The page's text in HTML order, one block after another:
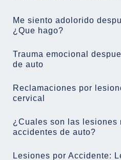
Me siento adolorido
¿Que hago?
Trauma emocional
de auto
Reclamaciones por
cervical
¿Cuales son las lesiones
accidentes de auto?
Lesiones por Accidente: